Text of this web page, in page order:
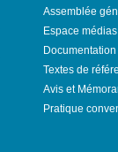
Assemblée
Espace médias
Documentation
Textes de
Avis et
Pratique